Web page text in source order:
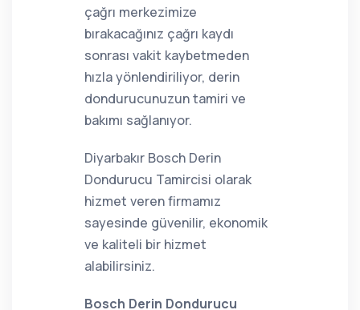
çağrı merkezimize
bırakacağınız çağrı kaydı
sonrası vakit kaybetmeden
hızla yönlendiriliyor, derin
dondurucunuzun tamiri ve
bakımı sağlanıyor.
Diyarbakır Bosch Derin
Dondurucu Tamircisi olarak
hizmet veren firmamız
sayesinde güvenilir, ekonomik
ve kaliteli bir hizmet
alabilirsiniz.
Bosch Derin Dondurucu